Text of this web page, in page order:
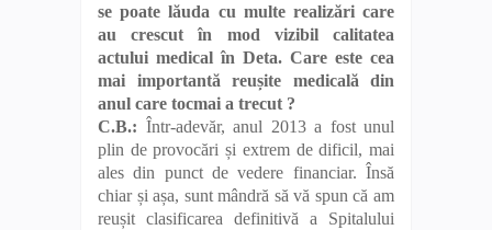
se poate lăuda cu multe realizări care
au crescut în mod vizibil calitatea
actului medical în Deta. Care este cea
mai importantă reușite medicală din
anul care tocmai a trecut ?
C.B.: Într-adevăr, anul 2013 a fost unul
plin de provocări și extrem de dificil, mai
ales din punct de vedere financiar. Însă
chiar și așa, sunt mândră să vă spun că am
reușit clasificarea definitivă a Spitalului